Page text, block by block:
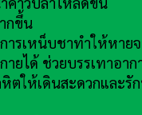
กขึ้น
ารเหน็บชาทำให้หาย
ยได้ ช่วยบรรเทาอา
ตให้เดินสะดวกและรั